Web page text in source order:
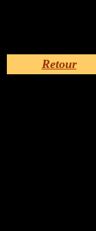
Retour